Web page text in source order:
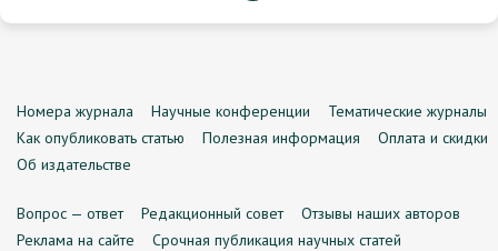
Номера журнала Научные конференции
Тематические журналы
Как опубликовать статью
Полезная информация
Оплата и скидки
Об издательстве
Вопрос — ответ Редакционный совет
Отзывы наших авторов
Реклама на сайте
Срочная публикация научных статей